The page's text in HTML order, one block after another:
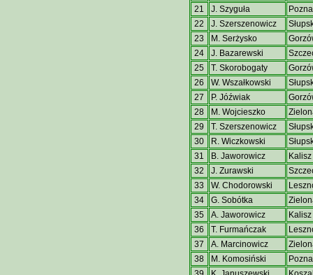
21
J. Szyguła
22
J. Szerszenowicz
23
M. Serżysko
24
J. Bazarewski
25
T. Skorobogaty
26
W. Wszałkowski
27
P. Jóźwiak
28
M. Wojcieszko
29
T. Szerszenowicz
30
R. Wiczkowski
31
B. Jaworowicz
Kalisz
32
J. Zurawski
33
W. Chodorowski
34
G. Sobótka
35
A. Jaworowicz
Kalisz
36
T. Furmańczak
37
A. Marcinowicz
38
M. Komosiński